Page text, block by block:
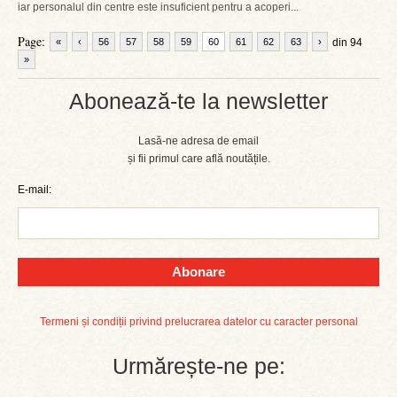
Abonează-te la newsletter
Lasă-ne adresa de email
și fii primul care află noutățile.
E-mail:
Abonare
Termeni și condiții privind prelucrarea datelor cu caracter personal
Urmărește-ne pe:
iar personalul din centre este insuficient pentru a acoperi...
Page: « ‹ 56 57 58 59 60 61 62 63 din 94
›
»